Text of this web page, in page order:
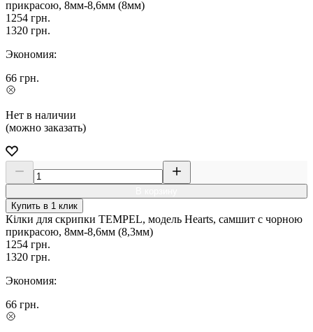
прикрасою, 8мм-8,6мм (8мм)
1254 грн.
1320 грн.
Экономия:
66 грн.
Нет в наличии
(можно заказать)
Купить в 1 клик
Кілки для скрипки TEMPEL, модель Hearts, самшит c чорною
прикрасою, 8мм-8,6мм (8,3мм)
1254 грн.
1320 грн.
Экономия:
66 грн.